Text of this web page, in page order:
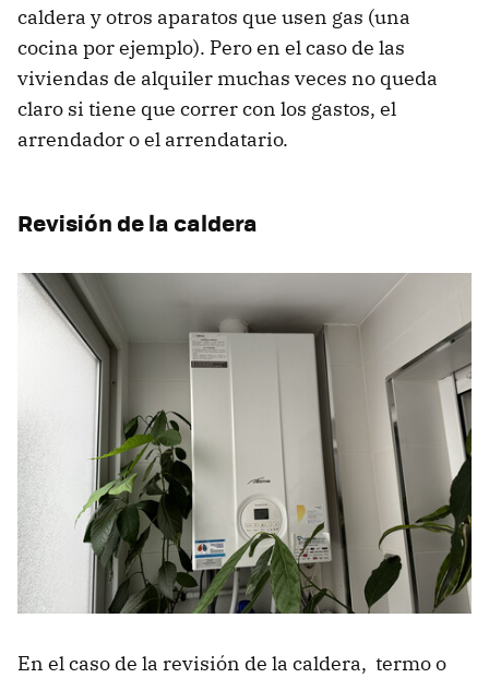
caldera y otros aparatos que usen gas (una
cocina por ejemplo). Pero en el caso de las
viviendas de alquiler muchas veces no queda
claro si tiene que correr con los gastos, el
arrendador o el arrendatario.
Revisión de la caldera
En el caso de la revisión de la caldera, termo o